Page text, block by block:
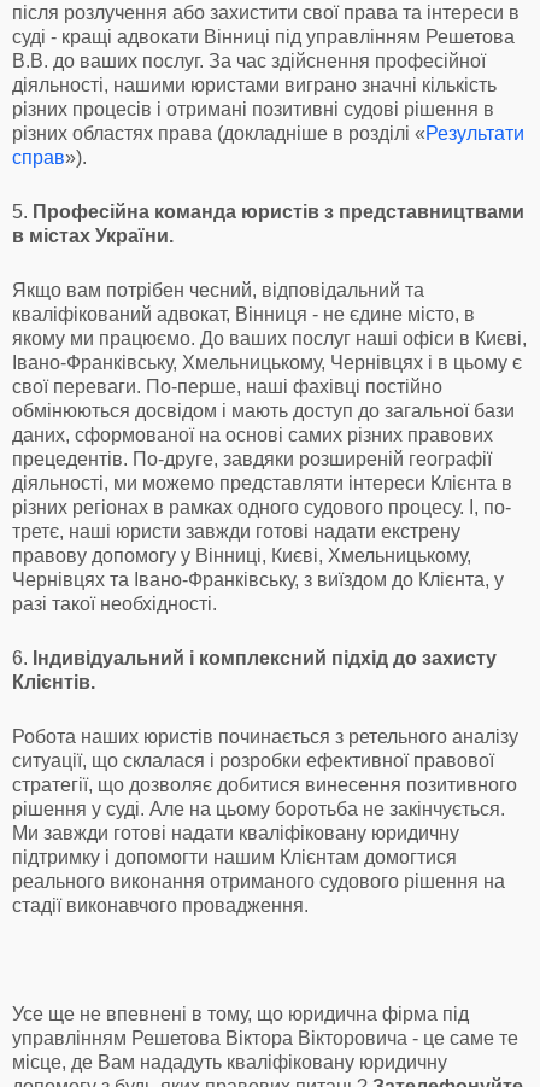
після розлучення або захистити свої права та інтереси в
суді - кращі адвокати Вінниці під управлінням Решетова
В.В. до ваших послуг. За час здійснення професійної
діяльності, нашими юристами виграно значні кількість
різних процесів і отримані позитивні судові рішення в
різних областях права (докладніше в розділі «Результати
справ»).
5. Професійна команда юристів з представництвами
в містах України.
Якщо вам потрібен чесний, відповідальний та
кваліфікований адвокат, Вінниця - не єдине місто, в
якому ми працюємо. До ваших послуг наші офіси в Києві,
Івано-Франківську, Хмельницькому, Чернівцях і в цьому є
свої переваги. По-перше, наші фахівці постійно
обмінюються досвідом і мають доступ до загальної бази
даних, сформованої на основі самих різних правових
прецедентів. По-друге, завдяки розширеній географії
діяльності, ми можемо представляти інтереси Клієнта в
різних регіонах в рамках одного судового процесу. І, по-
третє, наші юристи завжди готові надати екстрену
правову допомогу у Вінниці, Києві, Хмельницькому,
Чернівцях та Івано-Франківську, з виїздом до Клієнта, у
разі такої необхідності.
6. Індивідуальний і комплексний підхід до захисту
Клієнтів.
Робота наших юристів починається з ретельного аналізу
ситуації, що склалася і розробки ефективної правової
стратегії, що дозволяє добитися винесення позитивного
рішення у суді. Але на цьому боротьба не закінчується.
Ми завжди готові надати кваліфіковану юридичну
підтримку і допомогти нашим Клієнтам домогтися
реального виконання отриманого судового рішення на
стадії виконавчого провадження.
Усе ще не впевнені в тому, що юридична фірма під
управлінням Решетова Віктора Вікторовича - це саме те
місце, де Вам нададуть кваліфіковану юридичну